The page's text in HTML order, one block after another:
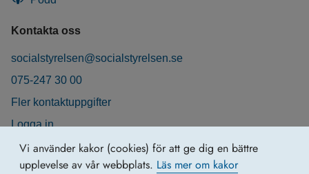
Vi använder kakor (cookies) för att ge dig en bättre
upplevelse av vår webbplats. Läs mer om kakor
Kontakta oss
socialstyrelsen@socialstyrelsen.se
075-247 30 00
Fler kontaktuppgifter
Logga in
Behandling av personuppgifter